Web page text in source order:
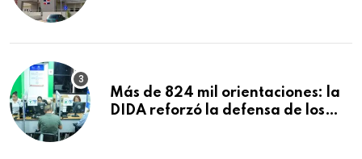
Macorís
Más de 824 mil orientaciones: la
DIDA reforzó la defensa de los